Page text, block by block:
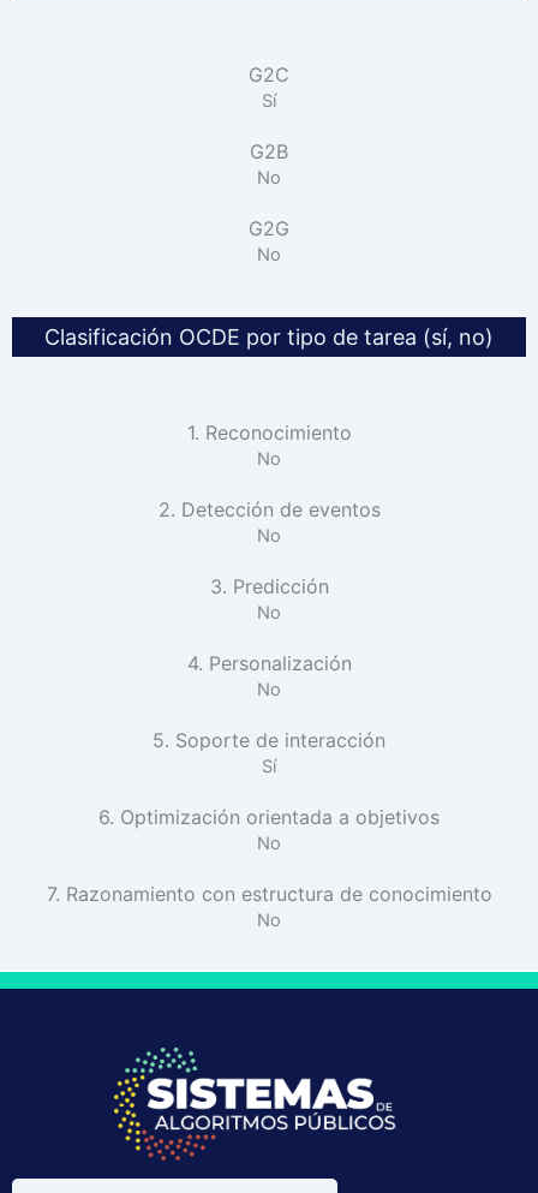
G2C
Sí
G2B
No
G2G
No
Clasificación OCDE por tipo de tarea (sí, no)
1. Reconocimiento
No
2. Detección de eventos
No
3. Predicción
No
4. Personalización
No
5. Soporte de interacción
Sí
6. Optimización orientada a objetivos
No
7. Razonamiento con estructura de conocimiento
No